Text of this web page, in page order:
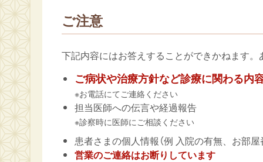
ご注意
下記内容にはお答えすることができかねます
ご病状や治療方針など診療に関わる内
※お電話にてご連絡ください
担当医師への伝言や経過報告
※診察時に医師にご相談ください
患者さまの個人情報（例 入院の有無、お部屋
営業のご連絡はお断りしています